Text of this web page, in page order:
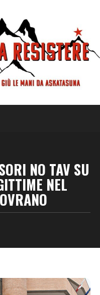
NO TAV SU
NEL